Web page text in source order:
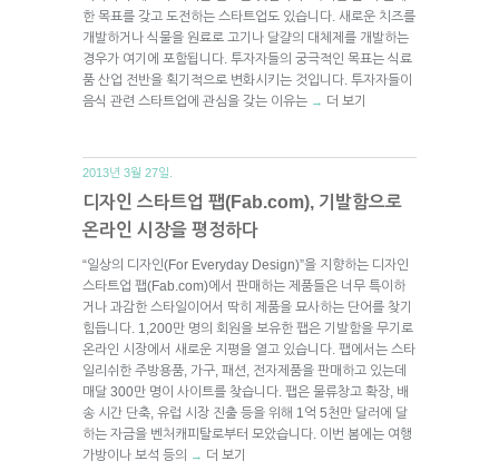
한 목표를 갖고 도전하는 스타트업도 있습니다. 새로운 치즈를
개발하거나 식물을 원료로 고기나 달걀의 대체제를 개발하는
경우가 여기에 포함됩니다. 투자자들의 궁극적인 목표는 식료
품 산업 전반을 획기적으로 변화시키는 것입니다. 투자자들이
음식 관련 스타트업에 관심을 갖는 이유는 → 더 보기
2013년 3월 27일.
디자인 스타트업 팹(Fab.com), 기발함으로
온라인 시장을 평정하다
“일상의 디자인(For Everyday Design)”을 지향하는 디자인
스타트업 팹(Fab.com)에서 판매하는 제품들은 너무 특이하
거나 과감한 스타일이어서 딱히 제품을 묘사하는 단어를 찾기
힘듭니다. 1,200만 명의 회원을 보유한 팹은 기발함을 무기로
온라인 시장에서 새로운 지평을 열고 있습니다. 팹에서는 스타
일리쉬한 주방용품, 가구, 패션, 전자제품을 판매하고 있는데
매달 300만 명이 사이트를 찾습니다. 팹은 물류창고 확장, 배
송 시간 단축, 유럽 시장 진출 등을 위해 1억 5천만 달러에 달
하는 자금을 벤처캐피탈로부터 모았습니다. 이번 봄에는 여행
가방이나 보석 등의
→ 더 보기